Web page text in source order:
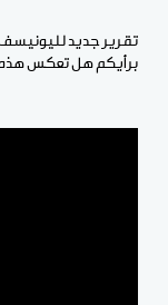
برأيكم هل تعكس هذه